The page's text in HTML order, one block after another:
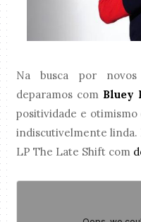
Na busca por
deparamos com Bluey
positividade e otimismo
indiscutivelmente linda.
LP The Late Shift com